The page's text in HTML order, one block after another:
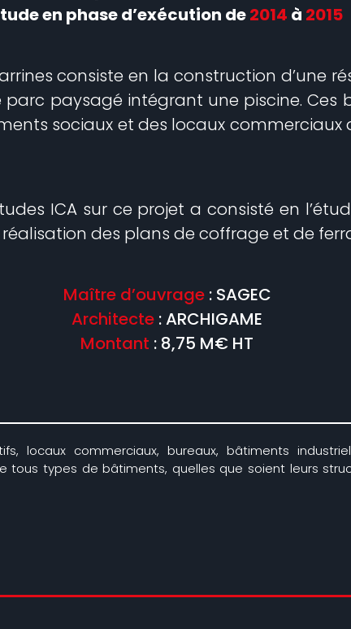
en phase d’exécution de2014 à 2015
consiste en la construction d’une
parc paysagé intégrant une piscine.
sociaux et des locaux commerciaux
ICA sur ce projet a consisté en
réalisation des plans de coffrage et de
Maître d’ouvrage: SAGEC
Architecte : ARCHIGAME
Montant : 8,75 M€ HT
locaux commerciaux, bureaux, bâtiments
tous types de bâtiments, quelles que soient leurs